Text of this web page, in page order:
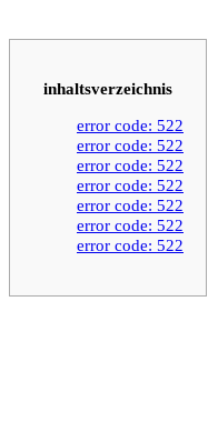
inhaltsverzeichnis
error code: 522
error code: 522
error code: 522
error code: 522
error code: 522
error code: 522
error code: 522